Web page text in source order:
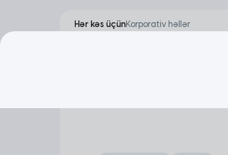
Hər kəs üçünKorporativ həllər